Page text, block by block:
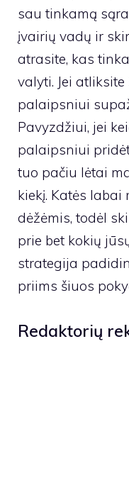
sau tinkamą
įvairių vadų ir
atrasite, kas
valyti. Jei
palaipsniui
Pavyzdžiui, jei
palaipsniui
tuo pačiu lėtai
kiekį. Katės
dėžėmis, todėl
prie bet kokių
strategija
priims šiuos
Redaktorių